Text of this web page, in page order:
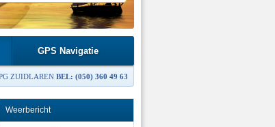
GPS Navigatie
ZUIDLAREN BEL: (050) 360 49 63
Weerbericht